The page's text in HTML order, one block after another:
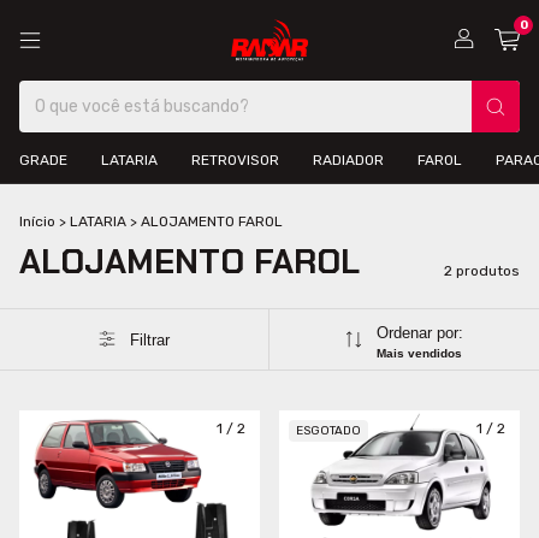
0
GRADE LATARIA RETROVISOR RADIADOR FAROL
Início > LATARIA > ALOJAMENTO FAROL
ALOJAMENTO FAROL 2 produtos
Filtrar Ordenar por:
Mais vendidos
1 / 2 1 / 2
ESGOTADO